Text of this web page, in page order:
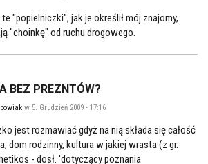
"popielniczki", jak je określił mój znajomy,
"choinkę" od ruchu drogowego.
BEZ PREZNTÓW?
w 5. Grudzień 2009 - 17:16
jest rozmawiać gdyż na nią składa się całość
dom rodzinny, kultura w jakiej wrasta (z gr.
- dosł. 'dotyczący poznania